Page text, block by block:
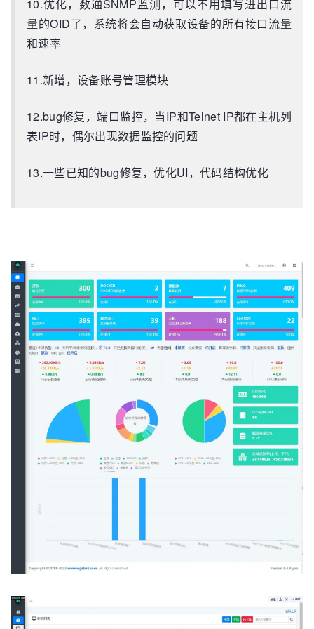
10.优化，数通SNMP监测，可以不用填写进出口流
量的OID了，系统将会自动获取设备的所有接口流量
和速率
11.新增，设备账号管理模块
12.bug修复，端口监控，当IP和Telnet IP都在主机列
表IP时，偶尔出现数据监控的问题
13.一些已知的bug修复，优化UI，代码结构优化